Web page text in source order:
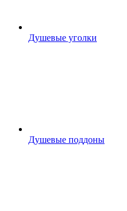
Душевые уголки
Душевые поддоны